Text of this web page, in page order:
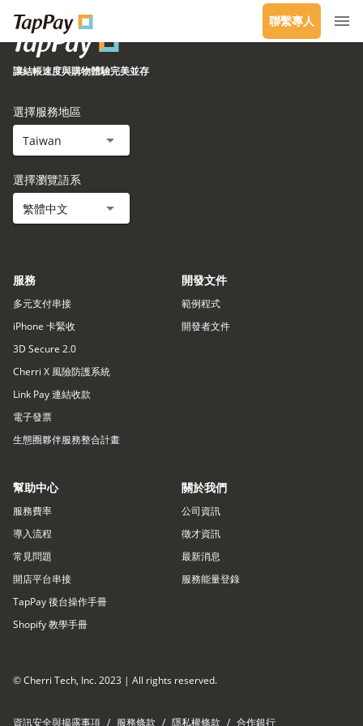
聯繫專人
讓結帳速度與購物體驗完美並存
選擇服務地區
Taiwan
選擇瀏覽語系
繁體中文
服務
多元支付串接
iPhone 卡緊收
3D Secure 2.0
Cherri X 風險防護系統
Link Pay 連結收款
電子發票
生態圈夥伴服務整合計畫
開發文件
範例程式
開發者文件
幫助中心
服務費率
導入流程
常見問題
開店平台串接​
TapPay 後台操作手冊
Shopify 教學手冊
關於我們
公司資訊
徵才資訊
最新消息
服務能量登錄
© Cherri Tech, Inc. 2023 | All rights reserved.
資訊安全與揭露事項 / 服務條款 / 隱私權條款 / 合作銀行